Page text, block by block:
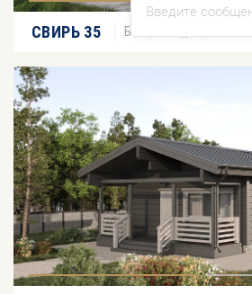
СВИРЬ 35 Бани, беседки, навесы
Введите